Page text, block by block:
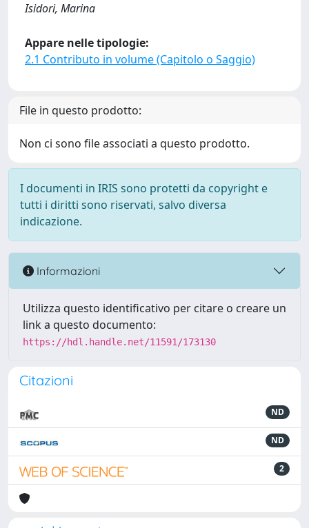
Isidori, Marina
Appare nelle tipologie:
2.1 Contributo in volume (Capitolo o Saggio)
File in questo prodotto:
Non ci sono file associati a questo prodotto.
I documenti in IRIS sono protetti da copyright e
tutti i diritti sono riservati, salvo diversa
indicazione.
Informazioni
Utilizza questo identificativo per citare o creare un
link a questo documento:
https://hdl.handle.net/11591/173130
Citazioni
ND
ND
2